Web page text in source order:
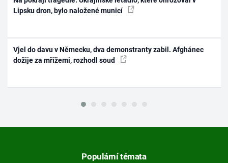
Lipsku dron, bylo naložené municí
Vjel do davu v Německu, dva demonstranty zabil. Afghánec
dožije za mřížemi, rozhodl soud
Populární témata